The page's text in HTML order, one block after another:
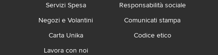
Servizi Spesa
Negozi e Volantini
Carta Unika
Lavora con noi
Responsabilità sociale
Comunicati stampa
Codice etico